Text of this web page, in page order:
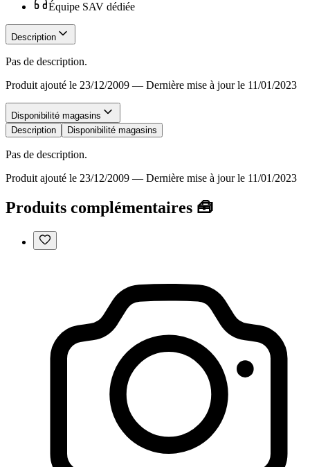
Équipe SAV dédiée
Description
Pas de description.
Produit ajouté le 23/12/2009 — Dernière mise à jour le 11/01/2023
Disponibilité magasins
Description
Disponibilité magasins
Pas de description.
Produit ajouté le 23/12/2009 — Dernière mise à jour le 11/01/2023
Produits complémentaires 🧰